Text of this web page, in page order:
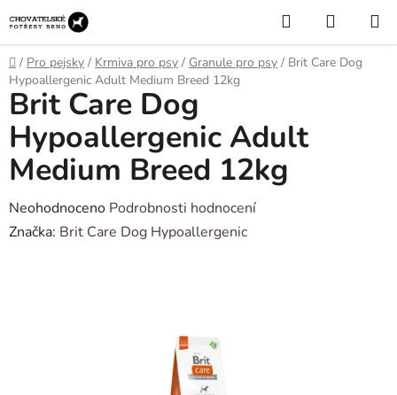
na
obsah
Hledat
KOŠÍK
Domů
/ Pro pejsky / Krmiva pro psy / Granule pro psy / Brit Care Dog
Hypoallergenic Adult Medium Breed 12kg
Brit Care Dog
Hypoallergenic Adult
Medium Breed 12kg
Průměrné
hodnocení
Neohodnoceno Podrobnosti hodnocení
Značka: Brit Care Dog Hypoallergenic